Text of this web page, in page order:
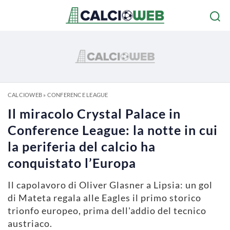
CALCIOWEB» CONFERENCE LEAGUE
Il miracolo Crystal Palace in
Conference League: la notte in cui
la periferia del calcio ha
conquistato l’Europa
Il capolavoro di Oliver Glasner a Lipsia: un gol
di Mateta regala alle Eagles il primo storico
trionfo europeo, prima dell'addio del tecnico
austriaco.